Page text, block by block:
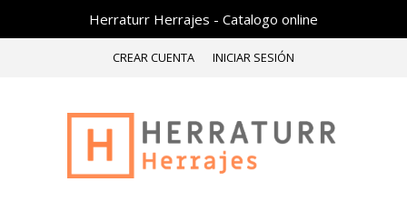
Herraturr Herrajes - Catalogo online
CREAR CUENTA INICIAR SESIÓN